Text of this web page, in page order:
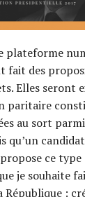
plateforme
fait des
Elles seront
paritaire
au sort parmi
qu’un
ce type
je souhaite
République :